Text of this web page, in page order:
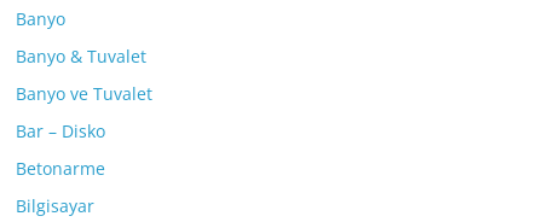
Banyo
Banyo & Tuvalet
Banyo ve Tuvalet
Bar – Disko
Betonarme
Bilgisayar